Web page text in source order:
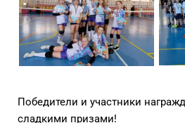
Победители и участники
сладкими призами!